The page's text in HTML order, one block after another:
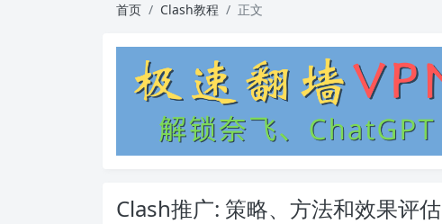
首页 Clash教程 正文
Clash推广: 策略、方法和效果评估